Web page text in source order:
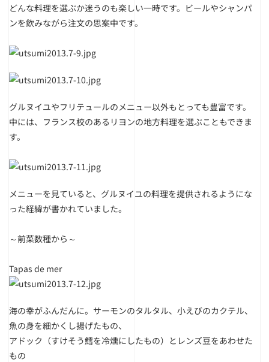
どんな料理を選ぶか迷うのも楽しい一時です。ビールやシャンパ
ンを飲みながら注文の思案中です。
グルヌイユやフリテュールのメニュー以外もとっても豊富です。
中には、フランス校のあるリヨンの地方料理を選ぶこともできま
す。
メニューを見ていると、グルヌイユの料理を提供されるようにな
った経緯が書かれていました。
～前菜数種から～
Tapas de mer
海の幸がふんだんに。サーモンのタルタル、小えびのカクテル、
魚の身を細かくし揚げたもの、
アドック（すけそう鱈を冷燻にしたもの）とレンズ豆をあわせた
もの